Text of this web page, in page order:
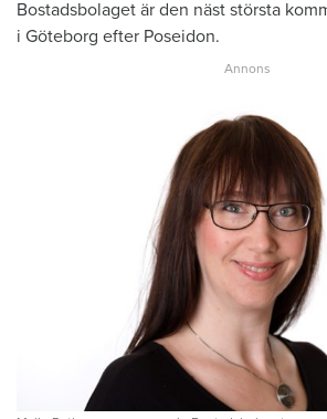
Bostadsbolaget är den näst största
i Göteborg efter Poseidon.